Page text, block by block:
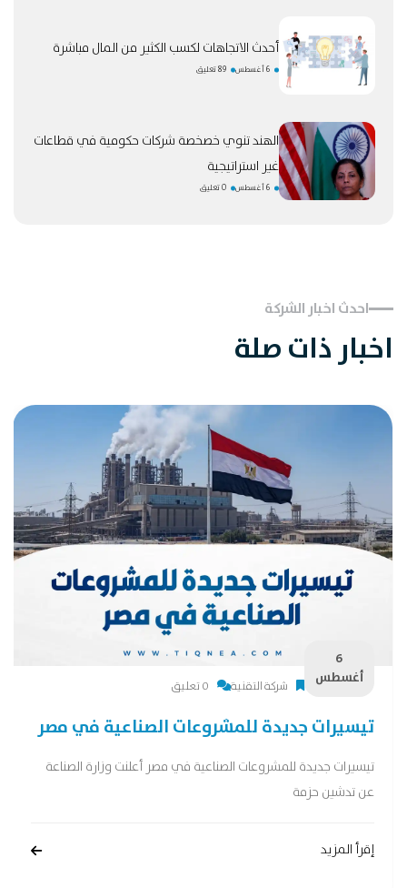
أحدث الاتجاهات لكسب الكثير من المال مباشرة
6 أغسطس 89 تعليق
الهند تنوي خصخصة شركات حكومية في قطاعات
غير استراتيجية
6 أغسطس 0 تعليق
احدث اخبار الشركة
اخبار ذات صلة
6
أغسطس
شركة التقنية 0 تعليق
تيسيرات جديدة للمشروعات الصناعية في مصر
تيسيرات جديدة للمشروعات الصناعية في مصر أعلنت وزارة الصناعة
عن تدشين حزمة
إقرأ المزيد